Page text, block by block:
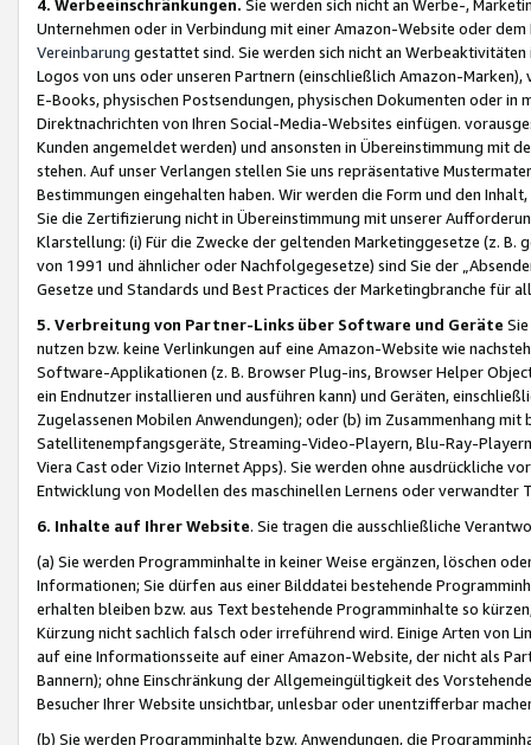
4. Werbeeinschränkungen. Sie werden sich nicht an Werbe-,
Unternehmen oder in Verbindung mit einer Amazon-Website oder
Vereinbarung gestattet sind. Sie werden sich nicht an
Logos von uns oder unseren Partnern (einschließlich Amazon-
E-Books, physischen Postsendungen, physischen Dokumenten oder in
Direktnachrichten von Ihren Social-Media-Websites einfügen.
Kunden angemeldet werden) und ansonsten in Übereinstimmung mit
stehen. Auf unser Verlangen stellen Sie uns repräsentative
Bestimmungen eingehalten haben. Wir werden die Form und den
Sie die Zertifizierung nicht in Übereinstimmung mit unserer
Klarstellung: (i) Für die Zwecke der geltenden Marketinggesetze (z. B.
von 1991 und ähnlicher oder Nachfolgegesetze) sind Sie der
Gesetze und Standards und Best Practices der Marketingbranche für
5. Verbreitung von Partner-Links über Software und Geräte
nutzen bzw. keine Verlinkungen auf eine Amazon-Website wie
Software-Applikationen (z. B. Browser Plug-ins, Browser Helper
ein Endnutzer installieren und ausführen kann) und Geräten,
Zugelassenen Mobilen Anwendungen); oder (b) im Zusammenhang
Satellitenempfangsgeräte, Streaming-Video-Playern, Blu-Ray-
Viera Cast oder Vizio Internet Apps). Sie werden ohne ausdrückliche
Entwicklung von Modellen des maschinellen Lernens oder
6. Inhalte auf Ihrer Website. Sie tragen die ausschließliche
(a) Sie werden Programminhalte in keiner Weise ergänzen, löschen
Informationen; Sie dürfen aus einer Bilddatei bestehende
erhalten bleiben bzw. aus Text bestehende Programminhalte so
Kürzung nicht sachlich falsch oder irreführend wird. Einige Arten von
auf eine Informationsseite auf einer Amazon-Website, der nicht als
Bannern); ohne Einschränkung der Allgemeingültigkeit des
Besucher Ihrer Website unsichtbar, unlesbar oder unentzifferbar
(b) Sie werden Programminhalte bzw. Anwendungen, die